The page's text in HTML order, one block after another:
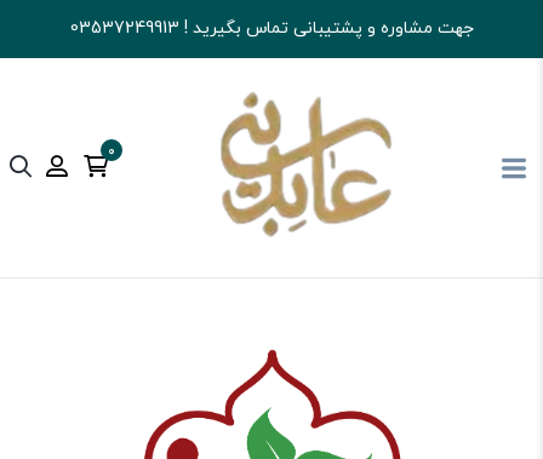
جهت مشاوره و پشتیبانی تماس بگیرید ! 03537249913
0
آجیل و خشکبار عابدینی قهوه سایر فرآورده های قهوه